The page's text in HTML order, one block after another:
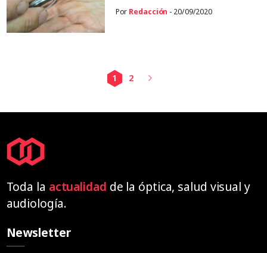
Por Redacción - 20/09/2020
1 2
Toda la actualidad de la óptica, salud visual y
audiología.
Newsletter